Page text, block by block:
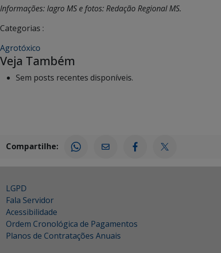
Informações: Iagro MS e fotos: Redação Regional MS.
Categorias :
Agrotóxico
Veja Também
Sem posts recentes disponíveis.
Compartilhe:
LGPD
Fala Servidor
Acessibilidade
Ordem Cronológica de Pagamentos
Planos de Contratações Anuais